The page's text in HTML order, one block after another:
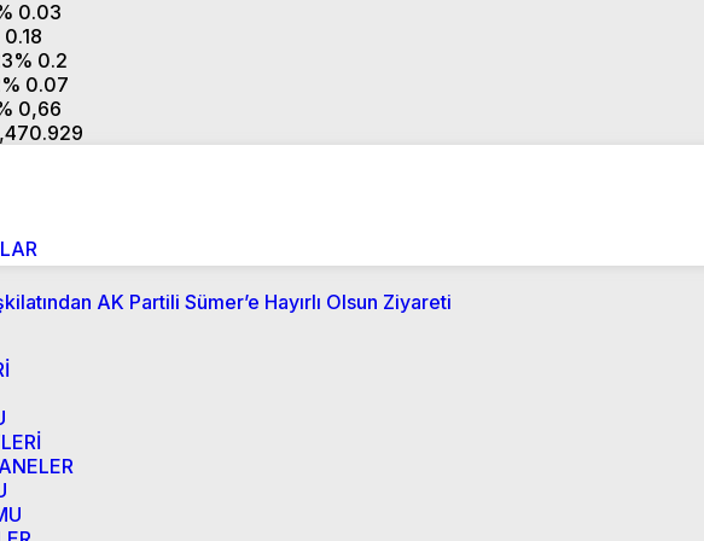
0.03
0.18
% 0.2
% 0.07
0,66
0.929
AK Partili Sümer’e Hayırlı Olsun Ziyareti